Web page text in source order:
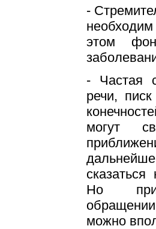
-
этом
- Частая
речи,
могут
Но при
можно